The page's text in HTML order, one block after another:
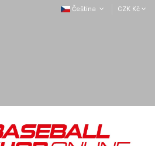
Čeština CZK Kč